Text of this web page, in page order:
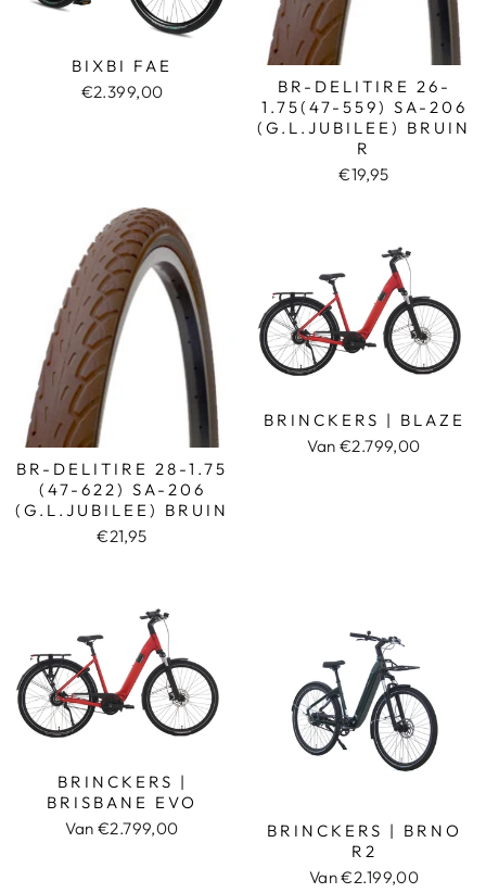
BIXBI FAE
€2.399,00
BR-DELITIRE 26-
1.75(47-559) SA-206
(G.L.JUBILEE) BRUIN
R
€19,95
BR-DELITIRE 28-1.75
(47-622) SA-206
(G.L.JUBILEE) BRUIN
€21,95
BRINCKERS | BLAZE
Van €2.799,00
BRINCKERS |
BRISBANE EVO
Van €2.799,00
BRINCKERS | BRNO
R2
Van €2.199,00